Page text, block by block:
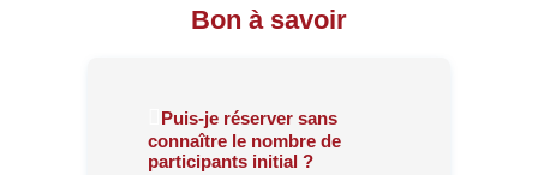
Bon à savoir
Puis-je réserver sans
connaître le nombre de
participants initial ?